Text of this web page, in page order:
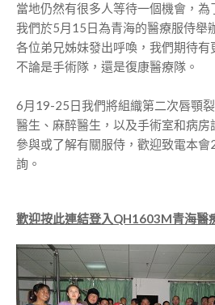
當地仍然有很多人等待一個機會，為
我們於5月15日為青海的醫療服侍舉
各位弟兄姊妹發出呼喚，我們期待有
不論是手術隊，還是復康醫療隊。
6月19-25日我們將組織第二次唇顎
醫生、麻醉醫生，以及手術室和病
參與或了解有關服侍，歡迎致電本
詢。
歡迎按此連結登入QH1603M青海醫